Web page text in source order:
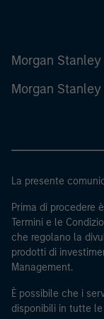
Morgan Stanley
Morgan
La presente
Prima di procedere
Termini e le
che regolano la
prodotti di
Management.
È possibile che i
disponibili in tutte